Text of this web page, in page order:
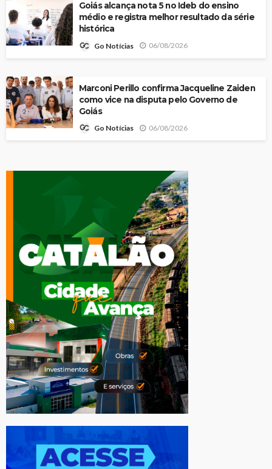
Goiás alcança nota 5 no Ideb do ensino
médio e registra melhor resultado da série
histórica
Go Notícias 06/08/2026
Marconi Perillo confirma Jacqueline Zaiden
como vice na disputa pelo Governo de
Goiás
Go Notícias 06/08/2026